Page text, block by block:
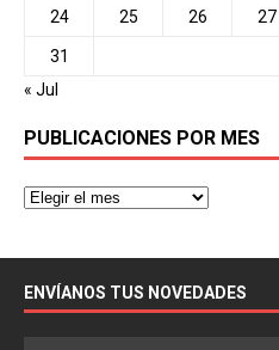
24 25 26 27
31
« Jul
PUBLICACIONES POR MES
ENVÍANOS TUS NOVEDADES